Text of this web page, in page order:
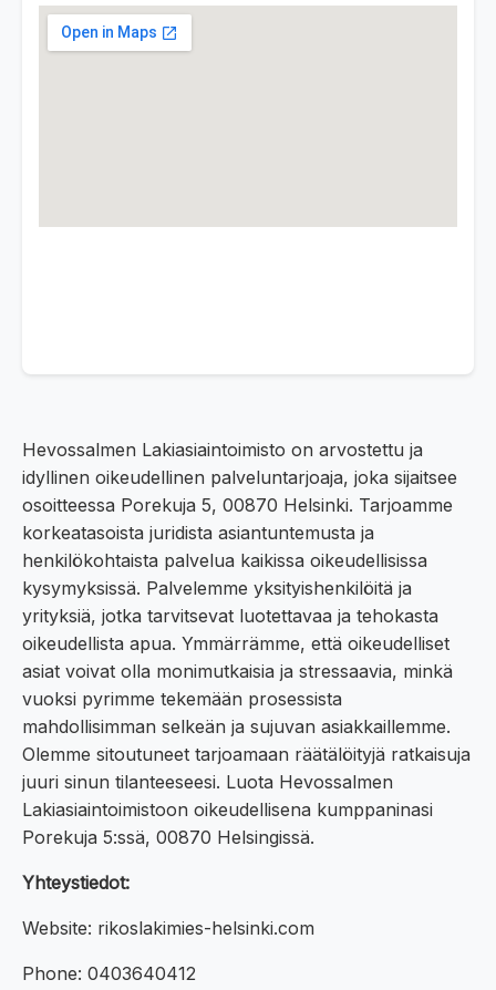
Hevossalmen Lakiasiaintoimisto on arvostettu ja
idyllinen oikeudellinen palveluntarjoaja, joka sijaitsee
osoitteessa Porekuja 5, 00870 Helsinki. Tarjoamme
korkeatasoista juridista asiantuntemusta ja
henkilökohtaista palvelua kaikissa oikeudellisissa
kysymyksissä. Palvelemme yksityishenkilöitä ja
yrityksiä, jotka tarvitsevat luotettavaa ja tehokasta
oikeudellista apua. Ymmärrämme, että oikeudelliset
asiat voivat olla monimutkaisia ja stressaavia, minkä
vuoksi pyrimme tekemään prosessista
mahdollisimman selkeän ja sujuvan asiakkaillemme.
Olemme sitoutuneet tarjoamaan räätälöityjä ratkaisuja
juuri sinun tilanteeseesi. Luota Hevossalmen
Lakiasiaintoimistoon oikeudellisena kumppaninasi
Porekuja 5:ssä, 00870 Helsingissä.
Yhteystiedot:
Website: rikoslakimies-helsinki.com
Phone: 0403640412